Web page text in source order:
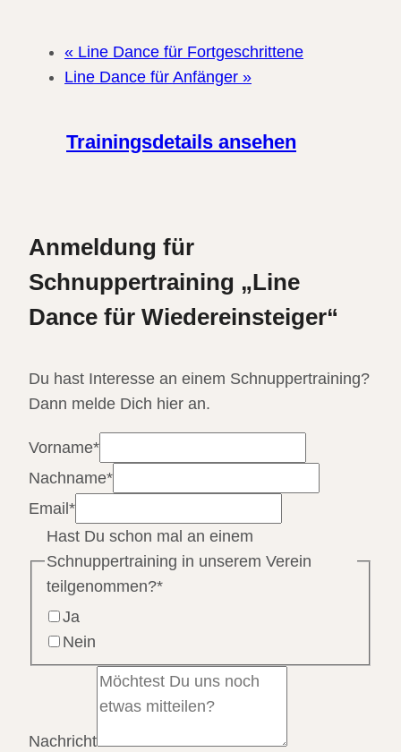
« Line Dance für Fortgeschrittene
Line Dance für Anfänger »
Trainingsdetails ansehen
Anmeldung für
Schnuppertraining „Line
Dance für Wiedereinsteiger“
Du hast Interesse an einem Schnuppertraining?
Dann melde Dich hier an.
Vorname*
Nachname*
Email*
Hast Du schon mal an einem
Schnuppertraining in unserem Verein
teilgenommen?*
Ja
Nein
Nachricht